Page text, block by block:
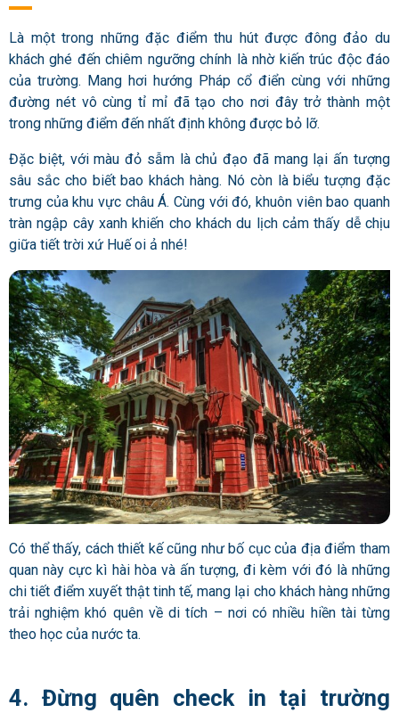
Là một trong những đặc điểm thu hút được đông đảo du
khách ghé đến chiêm ngưỡng chính là nhờ kiến trúc độc đáo
của trường. Mang hơi hướng Pháp cổ điển cùng với những
đường nét vô cùng tỉ mỉ đã tạo cho nơi đây trở thành một
trong những điểm đến nhất định không được bỏ lỡ.
Đặc biệt, với màu đỏ sẫm là chủ đạo đã mang lại ấn tượng
sâu sắc cho biết bao khách hàng. Nó còn là biểu tượng đặc
trưng của khu vực châu Á. Cùng với đó, khuôn viên bao quanh
tràn ngập cây xanh khiến cho khách du lịch cảm thấy dễ chịu
giữa tiết trời xứ Huế oi ả nhé!
Có thể thấy, cách thiết kế cũng như bố cục của địa điểm tham
quan này cực kì hài hòa và ấn tượng, đi kèm với đó là những
chi tiết điểm xuyết thật tinh tế, mang lại cho khách hàng những
trải nghiệm khó quên về di tích – nơi có nhiều hiền tài từng
theo học của nước ta.
4. Đừng quên check in tại trường